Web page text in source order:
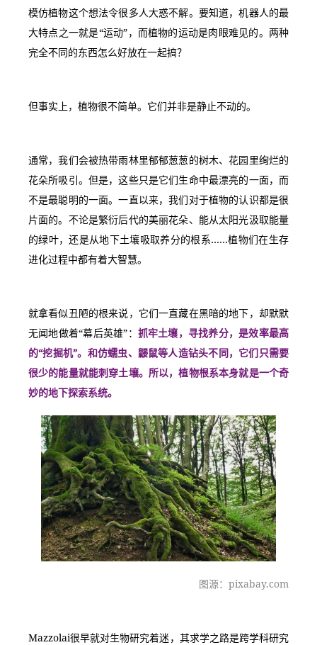
模仿植物这个想法令很多人大惑不解。要知道，机器人的最
大特点之一就是“运动”，而植物的运动是肉眼难见的。两种
完全不同的东西怎么好放在一起搞？
但事实上，植物很不简单。它们并非是静止不动的。
通常，我们会被热带雨林里郁郁葱葱的树木、花园里绚烂的
花朵所吸引。但是，这些只是它们生命中最漂亮的一面，而
不是最聪明的一面。一直以来，我们对于植物的认识都是很
片面的。不论是繁衍后代的美丽花朵、能从太阳光汲取能量
的绿叶，还是从地下土壤吸取养分的根系……植物们在生存
进化过程中都有着大智慧。
就拿看似丑陋的根来说，它们一直藏在黑暗的地下，却默默
无闻地做着“幕后英雄”： 抓牢土壤，寻找养分，是效率最高
的“挖掘机”。和仿蠕虫、鼹鼠等人造钻头不同，它们只需要
很少的能量就能刺穿土壤。所以，植物根系本身就是一个奇
妙的地下探索系统。
图源：pixabay.com
Mazzolai很早就对生物研究着迷，其求学之路是跨学科研究